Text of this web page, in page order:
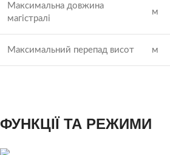
Максимальна довжина
магістралі
м
Максимальний перепад висот м
ФУНКЦІЇ ТА РЕЖИМИ